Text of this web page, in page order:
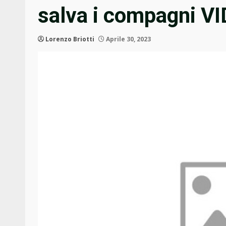
salva i compagni
Lorenzo Briotti Aprile 30, 2023